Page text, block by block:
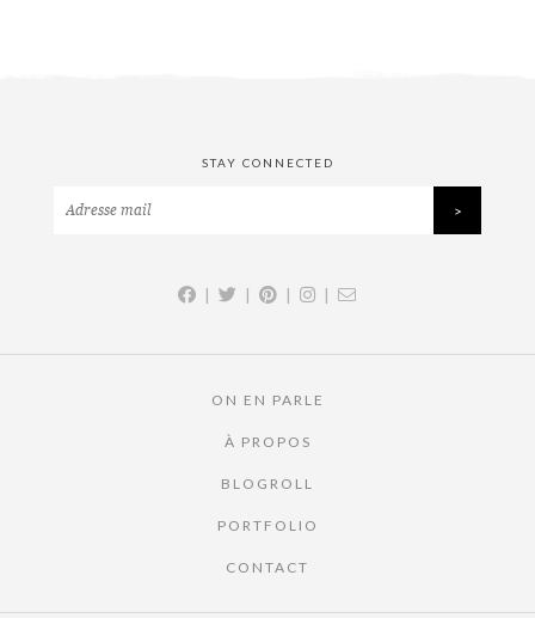
STAY CONNECTED
| | | |
ON EN PARLE
À PROPOS
BLOGROLL
PORTFOLIO
CONTACT